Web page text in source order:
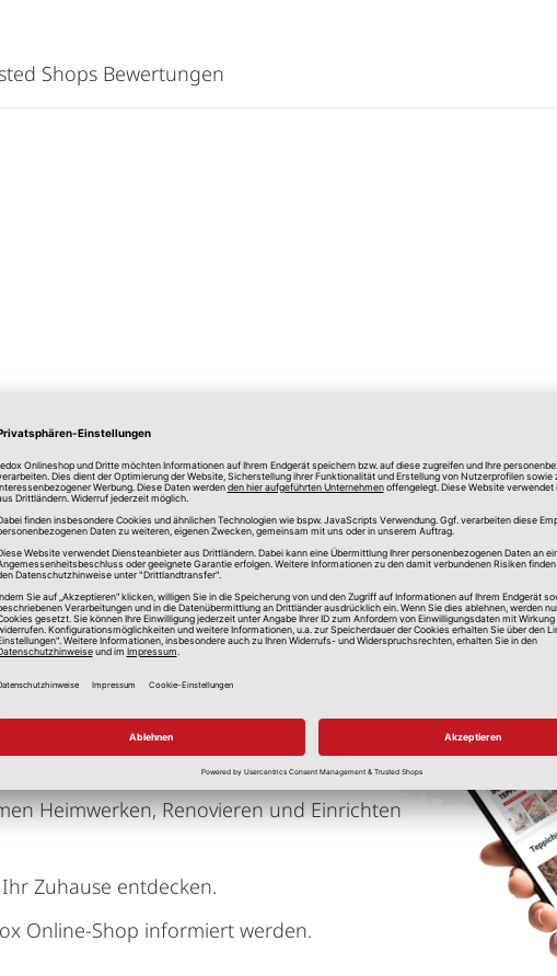
Shops Bewertungen
*Alle Preise in Euro, inkl. gesetzlicher Mehrwertsteuer, zzgl.
Heimwerken, Renovieren und Einrichten
Zuhause entdecken.
Online-Shop informiert werden.